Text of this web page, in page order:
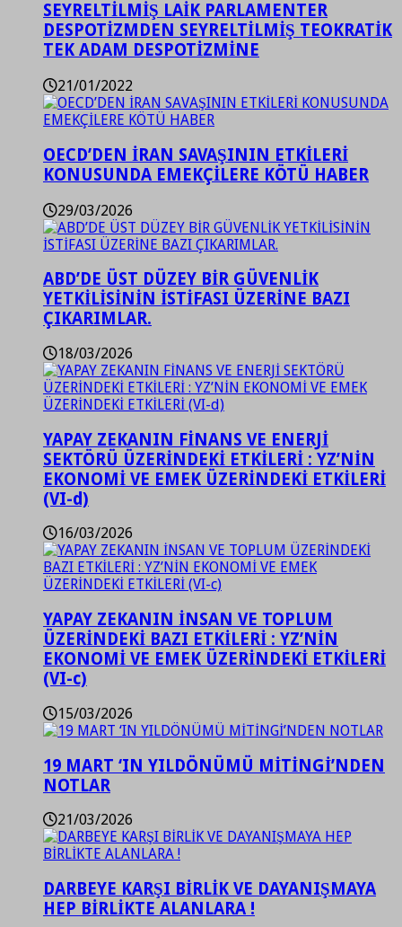
SEYRELTİLMİŞ LAİK PARLAMENTER
DESPOTİZMDEN SEYRELTİLMİŞ TEOKRATİK
TEK ADAM DESPOTİZMİNE
21/01/2022
OECD’DEN İRAN SAVAŞININ ETKİLERİ
KONUSUNDA EMEKÇİLERE KÖTÜ HABER
29/03/2026
ABD’DE ÜST DÜZEY BİR GÜVENLİK
YETKİLİSİNİN İSTİFASI ÜZERİNE BAZI
ÇIKARIMLAR.
18/03/2026
YAPAY ZEKANIN FİNANS VE ENERJİ
SEKTÖRÜ ÜZERİNDEKİ ETKİLERİ : YZ’NİN
EKONOMİ VE EMEK ÜZERİNDEKİ ETKİLERİ
(VI-d)
16/03/2026
YAPAY ZEKANIN İNSAN VE TOPLUM
ÜZERİNDEKİ BAZI ETKİLERİ : YZ’NİN
EKONOMİ VE EMEK ÜZERİNDEKİ ETKİLERİ
(VI-c)
15/03/2026
19 MART ‘IN YILDÖNÜMÜ MİTİNGİ’NDEN
NOTLAR
21/03/2026
DARBEYE KARŞI BİRLİK VE DAYANIŞMAYA
HEP BİRLİKTE ALANLARA !